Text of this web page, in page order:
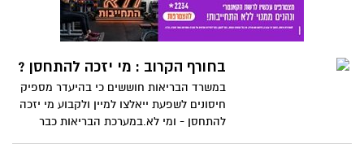
בחורף הקרוב : מי יזכה להתחסן ?
במשרד הבריאות חוששים כי בהיעדר מספיק
חיסונים לשפעת ייאלצו למיין ולקבוע מי יזכה
להתחסן - ומי לא.במערכת הבריאות כבר